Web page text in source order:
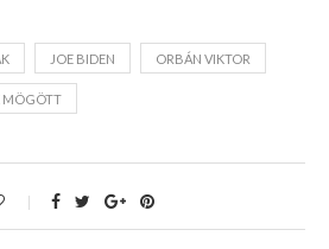
JOE BIDEN ORBÁN VIKTOR
MÖGÖTT